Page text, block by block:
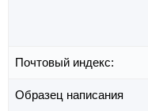
Почтовый индекс:
Образец написания